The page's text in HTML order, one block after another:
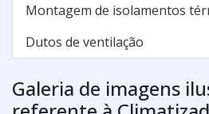
Montagem de isolamentos
Dutos de ventilação
Galeria de imagens